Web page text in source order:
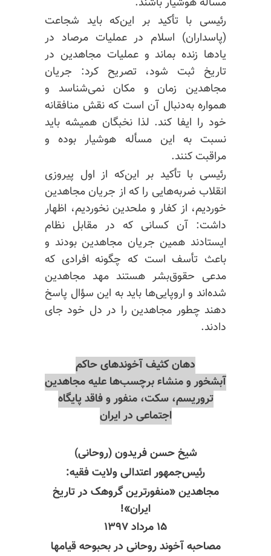
رئیسی با تأکید بر این‌که باید شجاعت
(پاسداران) اسلام در عملیات مرصاد در
یادها زنده بماند و عملیات مجاهدین در
تاریخ ثبت شود، تصریح کرد: جریان
مجاهدین زمان و مکان نمی‌شناسد و
همواره به‌دنبال آن است که نقش منافقانه
خود را ایفا کند. لذا نخبگان همیشه باید
نسبت به این مسأله هوشیار بوده و
مراقبت کنند.
رئیسی با تأکید بر این‌که از اول پیروزی
انقلاب ضربه‌هایی را که از جریان مجاهدین
خوردیم، از کفار و ملحدین نخوردیم، اظهار
داشت: آن کسانی که در مقابل نظام
ایستادند همین جریان مجاهدین بودند و
باعث تأسف است که چگونه افرادی که
مدعی حقوق‌بشر هستند مهد مجاهدین
شده‌اند و اروپایی‌ها باید به این سؤال پاسخ
دهند چطور مجاهدین را در دل خود جای
دادند.
دهان کثیف آخوندهای حاکم
آبشخور و منشاء برچسب‌ها علیه مجاهدین
تروریسم، سکت، منفور و فاقد پایگاه
اجتماعی در ایران
شیخ حسن فریدون (روحانی)
رئیس‌جمهور اعتدالی ولایت فقیه:
مجاهدین «منفورترین گروهک در تاریخ
ایران»!
۱۵ مرداد ۱۳۹۷
مصاحبه آخوند روحانی در بحبوحه قیامها